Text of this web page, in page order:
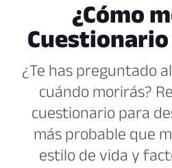
¿Cómo
¿Te has preguntado
cuándo morirás?
cuestionario para
más probable que
estilo de vida y